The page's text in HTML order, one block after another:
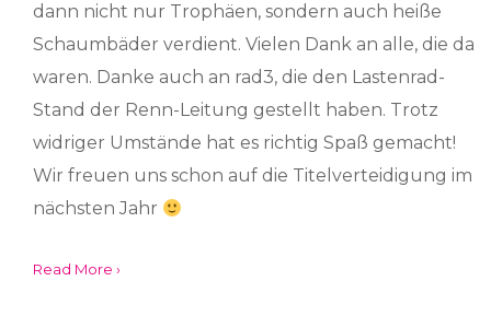
dann nicht nur Trophäen, sondern auch heiße
Schaumbäder verdient. Vielen Dank an alle, die da
waren. Danke auch an rad3, die den Lastenrad-
Stand der Renn-Leitung gestellt haben. Trotz
widriger Umstände hat es richtig Spaß gemacht!
Wir freuen uns schon auf die Titelverteidigung im
nächsten Jahr
Read More ›